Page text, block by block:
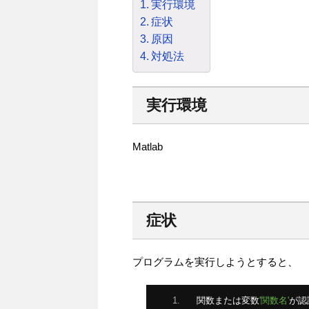
実行環境
症状
原因
対処法
実行環境
Matlab
症状
プログラムを実行しようとすると、
関数または変数'関数名'が認